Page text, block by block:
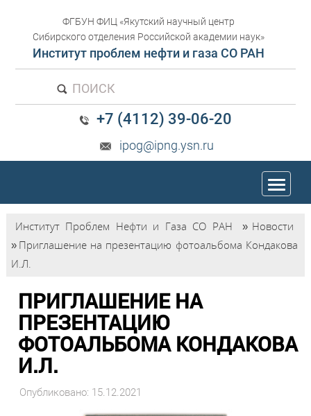
ФГБУН ФИЦ «Якутский научный центр
Сибирского отделения Российской академии наук»
Институт проблем нефти и газа СО РАН
ПОИСК
+7 (4112) 39-06-20
ipog@ipng.ysn.ru
trk
Институт Проблем Нефти и Газа СО РАН » Новости
»Приглашение на презентацию фотоальбома Кондакова
И.Л.
ПРИГЛАШЕНИЕ НА
ПРЕЗЕНТАЦИЮ
ФОТОАЛЬБОМА КОНДАКОВА
И.Л.
Опубликовано: 15.12.2021